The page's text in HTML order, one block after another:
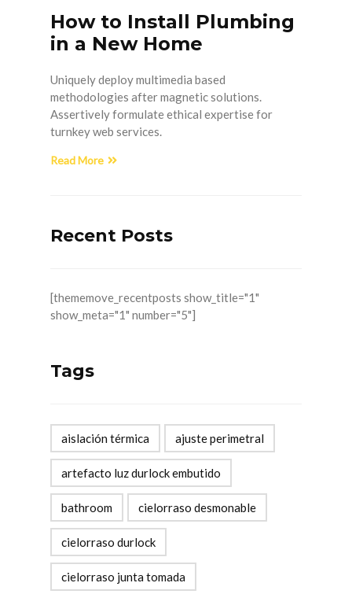
How to Install Plumbing
in a New Home
Uniquely deploy multimedia based
methodologies after magnetic solutions.
Assertively formulate ethical expertise for
turnkey web services.
Read More
Recent Posts
[thememove_recentposts show_title="1"
show_meta="1" number="5"]
Tags
aislación térmica ajuste perimetral
artefacto luz durlock embutido
bathroom cielorraso desmonable
cielorraso durlock
cielorraso junta tomada